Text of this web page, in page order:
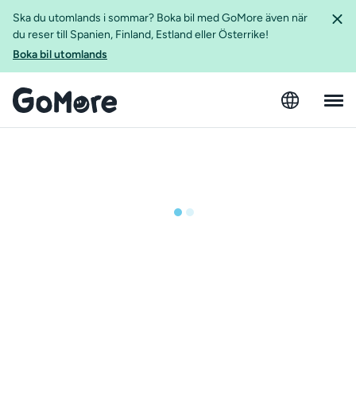
Ska du utomlands i sommar? Boka bil med GoMore även när
du reser till Spanien, Finland, Estland eller Österrike!
Boka bil utomlands